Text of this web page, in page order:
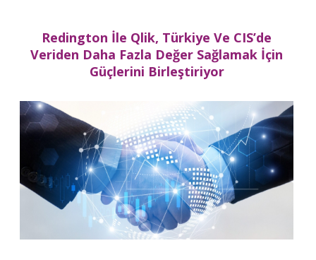
Redington İle Qlik, Türkiye Ve CIS’de
Veriden Daha Fazla Değer Sağlamak İçin
Güçlerini Birleştiriyor